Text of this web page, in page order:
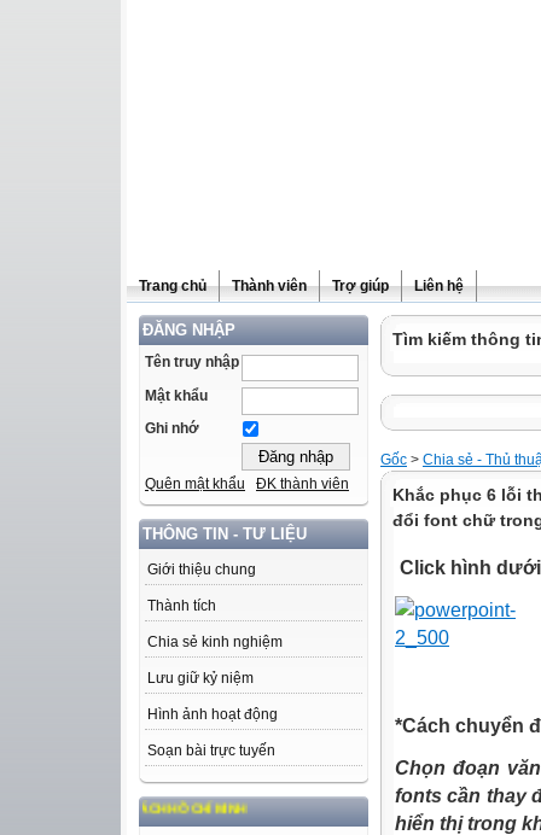
Trang chủ Thành viên Trợ giúp Liên hệ
ĐĂNG NHẬP
Tên truy nhập
Mật khẩu
Ghi nhớ
Quên mật khẩu ĐK thành viên
THÔNG TIN - TƯ LIỆU
Giới thiệu chung
Thành tích
Chia sẻ kinh nghiệm
Lưu giữ kỷ niệm
Hình ảnh hoạt động
Soạn bài trực tuyến
PHONG CÁCH HỒ CHÍ MINH
Tìm kiếm thông
Gốc > Chia sẻ - Thủ
Khắc phục 6 lỗi
đổi font chữ
Click hình
*Cách chuyển
Chọn đoạn
fonts cần thay
hiển thị trong